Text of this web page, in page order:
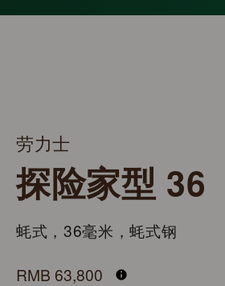
劳力士
探险家型 36
蚝式，36毫米，蚝式钢
RMB 63,800